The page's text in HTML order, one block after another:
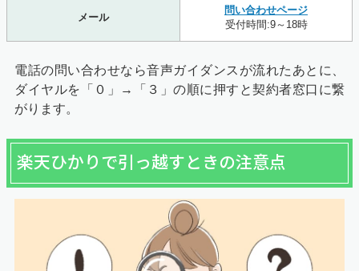
メール
問い合わせページ
受付時間:9～18時
電話の問い合わせなら音声ガイダンスが流れたあとに、
ダイヤルを「０」→「３」の順に押すと契約者窓口に繋
がります。
楽天ひかりで引っ越すときの注意点